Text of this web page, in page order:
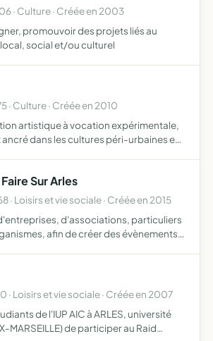
· Culture · Créée en 2003
promouvoir des projets liés au
social et/ou culturel
· Culture · Créée en 2010
artistique à vocation expérimentale,
dans les cultures péri-urbaines et
Sur Arles
· Loisirs et vie sociale · Créée en 2015
d'associations, particuliers
afin de créer des évènements
· Loisirs et vie sociale · Créée en 2007
de l'IUP AIC à ARLES, université
MARSEILLE) de participer au Raid